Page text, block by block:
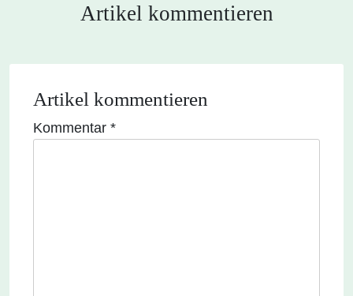
Artikel kommentieren
Artikel kommentieren
Kommentar *
Alternative: